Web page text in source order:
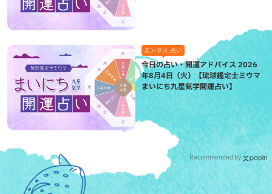
エンタメ,占い
今日の占い・開運アドバイス 2026
年8月4日（火）【琉球鑑定士ミウマ
まいにち九星気学開運占い】
Recommended by